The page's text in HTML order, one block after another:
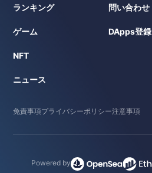
ランキング
ゲーム
NFT
ニュース
問い合わせ
DApps登録
免責事項プライバシーポリシー注意事項
Powered by